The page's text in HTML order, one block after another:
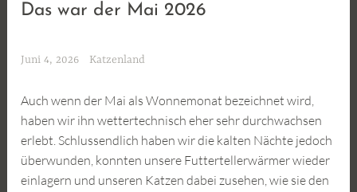
Das war der Mai 2026
Juni 4, 2026 Katzenland
Auch wenn der Mai als Wonnemonat bezeichnet wird,
haben wir ihn wettertechnisch eher sehr durchwachsen
erlebt. Schlussendlich haben wir die kalten Nächte jedoch
überwunden, konnten unsere Futtertellerwärmer wieder
einlagern und unseren Katzen dabei zusehen, wie sie den